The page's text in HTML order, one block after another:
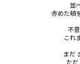
並
赤めた頬
不
これ
まだ
た